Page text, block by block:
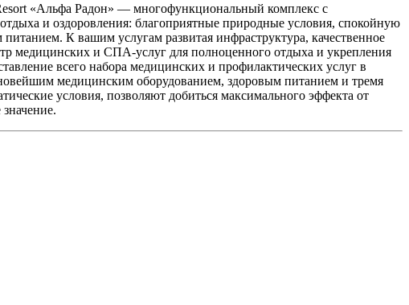
«Альфа Радон» — многофункциональный комплекс с
и оздоровления: благоприятные природные условия, спокойную
К вашим услугам развитая инфраструктура, качественное
медицинских и СПА-услуг для полноценного отдыха и укрепления
всего набора медицинских и профилактических услуг в
медицинским оборудованием, здоровым питанием и тремя
условия, позволяют добиться максимального эффекта от